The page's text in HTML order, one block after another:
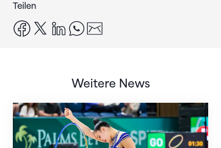
Teilen
facebook
x linkedinwhatsapp
Weitere News
Nächster Halt: Weltmeisterschaft